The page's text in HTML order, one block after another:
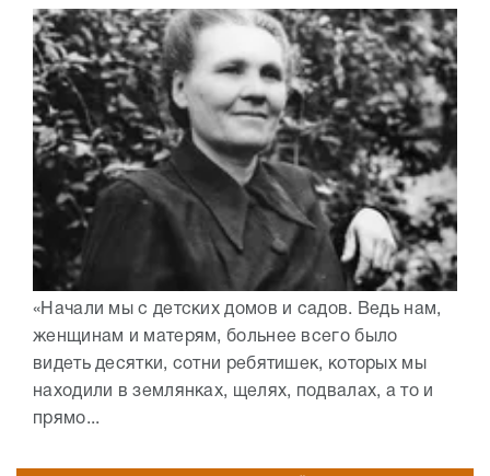
«Начали мы с детских домов и садов. Ведь нам,
женщинам и матерям, больнее всего было
видеть десятки, сотни ребятишек, которых мы
находили в землянках, щелях, подвалах, а то и
прямо...